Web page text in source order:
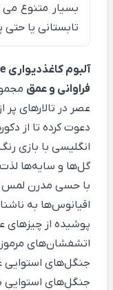
بسیار متنوع
تابستانی یا حتی
آلبوم کاغذدیواری Escale Vegetale
فراوانی و عمق
عصر در تالارهای
دعوت کرده تا از
انگلیسی با بازی
گل‌ها و سایه‌ها لذت
با حسی مدرن لمس
اقیانوس‌ها به
پوشیده از
اتشفشان‌های
جنگل‌های استوایی
جنگل‌های